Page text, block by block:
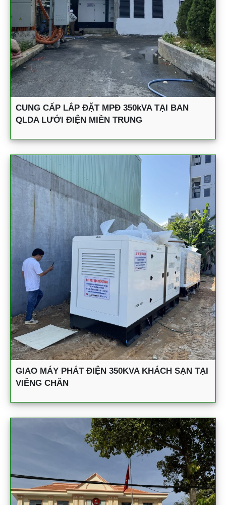
CUNG CẤP LẮP ĐẶT MPĐ 350kVA TẠI BAN
QLDA LƯỚI ĐIỆN MIỀN TRUNG
GIAO MÁY PHÁT ĐIỆN 350KVA KHÁCH SẠN TẠI
VIÊNG CHĂN